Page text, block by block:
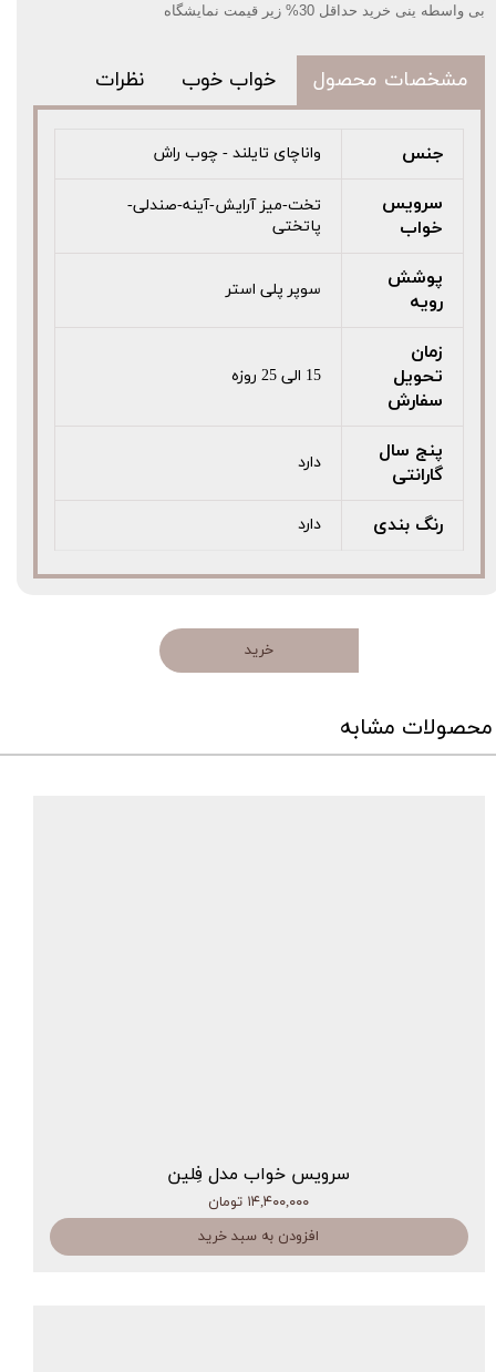
بی واسطه ینی خرید حداقل 30% زیر قیمت نمایشگاه
مشخصات محصول خواب خوب نظرات
جنس واناچای تایلند - چوب راش
سرویس
خواب
تخت-میز آرایش-آینه-صندلی-
پاتختی
پوشش
رویه
سوپر پلی استر
زمان
تحویل
سفارش
15 الی 25 روزه
پنج سال
گارانتی
دارد
رنگ بندی دارد
خرید
محصولات مشابه
سرویس خواب مدل فِلین
۱۴,۴۰۰,۰۰۰ تومان
افزودن به سبد خرید